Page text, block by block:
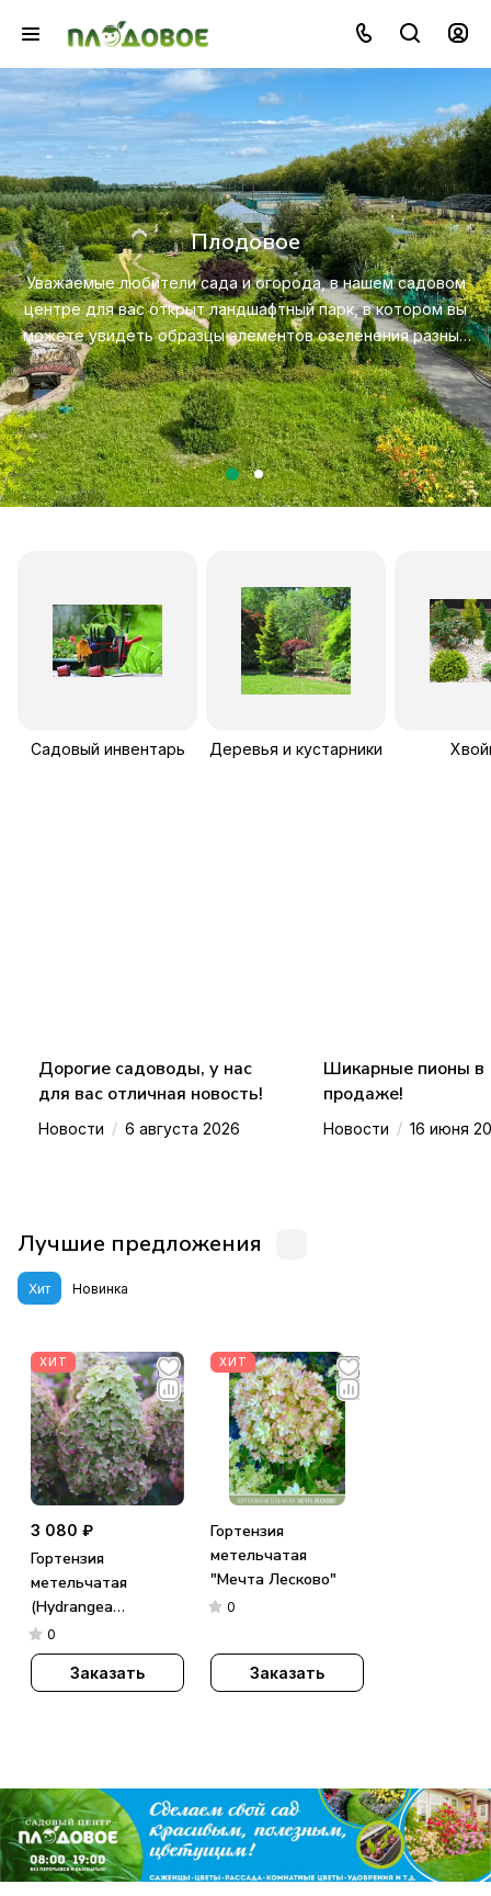
садовом
вы
разных
Озеленение
Создайте красивую и экологичную среду с
профессионального ландшафтного дизайна,
ухода за растениями.
Посмотреть услугу
Садовый инвентарь Деревья и кустарники
Дорогие садоводы, у нас
для вас отличная новость!
Новости / 6 августа 2026
Шикарные пионы в
продаже!
Новости / 16 июня
Лучшие предложения
Хит Новинка
ХИТ
3 080 ₽
Гортензия
метельчатая
(Hydrangea
paniculata)
«Metallica»
0
Заказать
ХИТ
Гортензия
метельчатая
"Мечта Лесково"
0
Заказать